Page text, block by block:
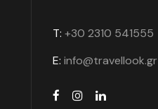
T: +30 2310 541555
E: info@travellook.gr